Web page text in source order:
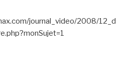
journal_video/2008/12_d